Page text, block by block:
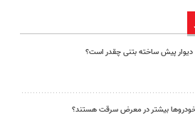
دیوار پیش ساخته بتنی چقدر است؟
بیشتر در معرض سرقت هستند؟